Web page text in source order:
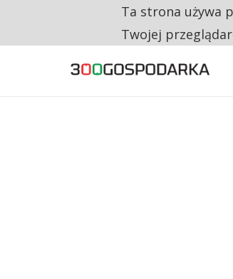
RESTRYKCJE CHIN
Ta strona używa
Twojej